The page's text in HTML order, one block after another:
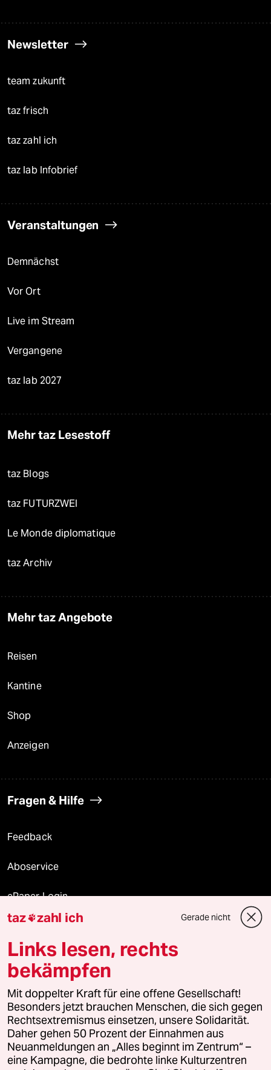
Newsletter
team zukunft
taz frisch
taz zahl ich
taz lab Infobrief
Veranstaltungen
Demnächst
Vor Ort
Live im Stream
Vergangene
taz lab 2027
Mehr taz Lesestoff
taz Blogs
taz FUTURZWEI
Le Monde diplomatique
taz Archiv
Mehr taz Angebote
Reisen
Kantine
Shop
Anzeigen
Fragen & Hilfe
Feedback
Aboservice
ePaper Login
Downloads für Abonnierende
© 2026 taz Verlags und Vertriebs GmbH
Alle Rechte vorbehalten. Bei rechtlichen Fragen oder für Genehmigungen
wenden Sie sich bitte an
lizenzen@taz.de
Feedback Redaktionsstatut Kommune-Richtlinien
taz zahl ich Gerade nicht
Links lesen, rechts
bekämpfen
Mit doppelter Kraft für eine offene Gesellschaft!
Besonders jetzt brauchen Menschen, die sich gegen
Rechtsextremismus einsetzen, unsere Solidarität.
Daher gehen 50 Prozent der Einnahmen aus
Neuanmeldungen an „Alles beginnt im Zentrum“ –
eine Kampagne, die bedrohte linke Kulturzentren